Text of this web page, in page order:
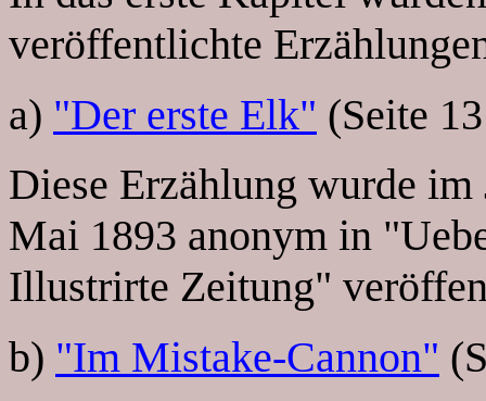
veröffentlichte
a) "Der erste Elk" (Seite
Diese Erzählung wurde
Mai 1893 anonym in
Illustrirte Zeitung"
b) "Im Mistake-Cannon"